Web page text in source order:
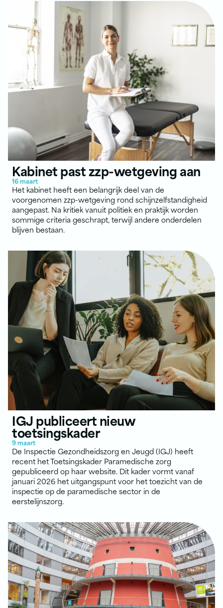
Kabinet past zzp-wetgeving aan
16 maart
Het kabinet heeft een belangrijk deel van de
voorgenomen zzp-wetgeving rond schijnzelfstandigheid
aangepast. Na kritiek vanuit politiek en praktijk worden
sommige criteria geschrapt, terwijl andere onderdelen
blijven bestaan.
IGJ publiceert nieuw
toetsingskader
9 maart
De Inspectie Gezondheidszorg en Jeugd (IGJ) heeft
recent het Toetsingskader Paramedische zorg
gepubliceerd op haar website. Dit kader vormt vanaf
januari 2026 het uitgangspunt voor het toezicht van de
inspectie op de paramedische sector in de
eerstelijnszorg.